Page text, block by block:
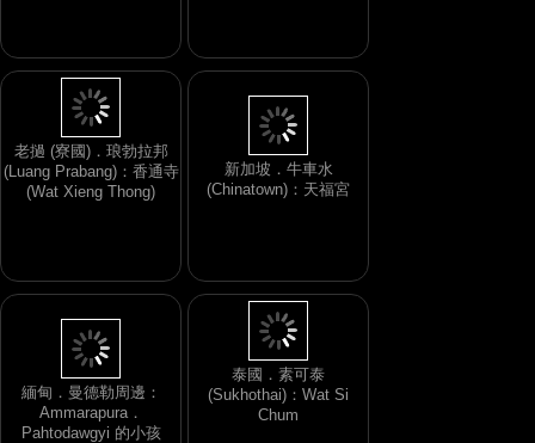
老撾 (寮國)．琅勃拉邦
(Luang Prabang)：香通寺
(Wat Xieng Thong)
新加坡．牛車水
(Chinatown)：天福宮
緬甸．曼德勒周邊：
Ammarapura．
Pahtodawgyi 的小孩
泰國．素可泰
(Sukhothai)：Wat Si
Chum